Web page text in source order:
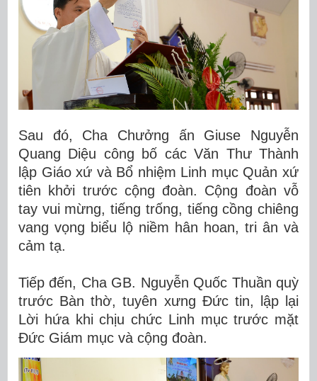
Sau đó, Cha Chưởng ấn Giuse Nguyễn
Quang Diệu công bố các Văn Thư Thành
lập Giáo xứ và Bổ nhiệm Linh mục Quản xứ
tiên khởi trước cộng đoàn. Cộng đoàn vỗ
tay vui mừng, tiếng trống, tiếng cồng chiêng
vang vọng biểu lộ niềm hân hoan, tri ân và
cảm tạ.
Tiếp đến, Cha GB. Nguyễn Quốc Thuần quỳ
trước Bàn thờ, tuyên xưng Đức tin, lập lại
Lời hứa khi chịu chức Linh mục trước mặt
Đức Giám mục và cộng đoàn.